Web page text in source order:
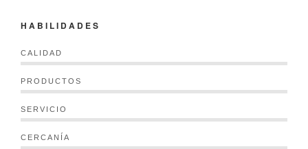
HABILIDADES
CALIDAD
PRODUCTOS
SERVICIO
CERCANÍA